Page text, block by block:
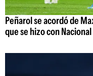
Peñarol se acordó de
que se hizo con